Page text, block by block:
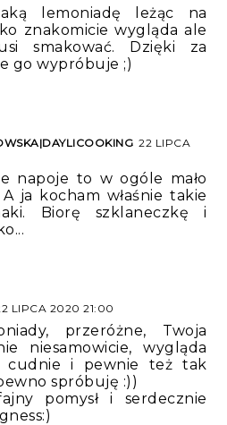
lemoniadę leżąc na
znakomicie wygląda ale
smakować. Dzięki za
go wypróbuje ;)
22 LIPCA
napoje to w ogóle mało
ja kocham właśnie takie
Biorę szklaneczkę i
LIPCA 2020 21:00
przeróżne, Twoja
niesamowicie, wygląda
cudnie i pewnie też tak
spróbuję :))
pomysł i serdecznie